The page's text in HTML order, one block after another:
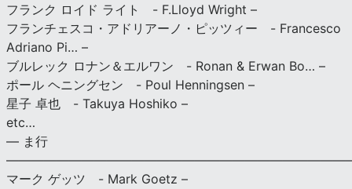
フランク ロイド ライト - F.Lloyd Wright –
フランチェスコ・アドリアーノ・ピッツィー - Francesco
Adriano Pi… –
ブルレック ロナン＆エルワン - Ronan & Erwan Bo… –
ポール ヘニングセン - Poul Henningsen –
星子 卓也 - Takuya Hoshiko –
etc…
— ま行
マーク ゲッツ - Mark Goetz –